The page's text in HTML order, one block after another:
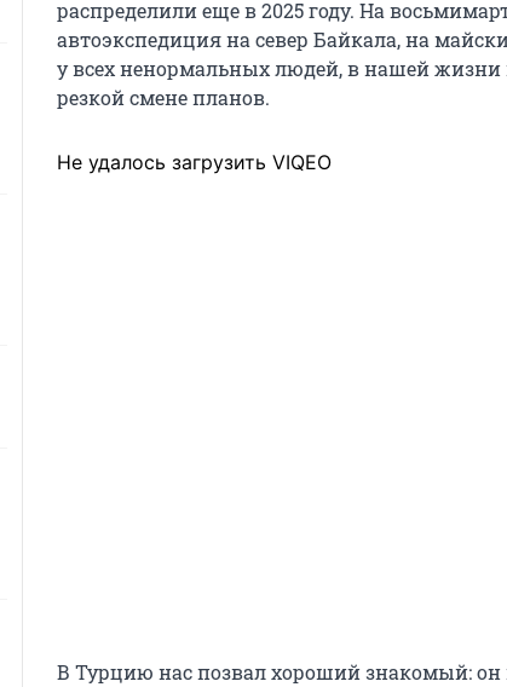
распределили еще в 2025 году. На
автоэкспедиция на север Байкала, на
у всех ненормальных людей, в нашей жизни
резкой смене планов.
Не удалось загрузить VIQEO
В Турцию нас позвал хороший знакомый: